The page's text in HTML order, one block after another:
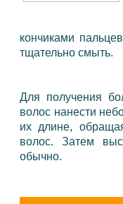
кончиками
тщательно смыть.
Для получения
волос нанести
их длине,
волос. Затем
обычно.